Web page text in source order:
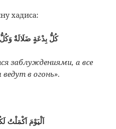
хадиса:
كُلُّ بِدْعَةٍ ضَلَالَةٌ وَكُلُّ
заблуждениями, а все
в огонь».
اَلْيَوْمَ اَكْمَلْتُ